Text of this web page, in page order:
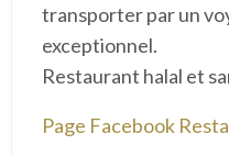
transporter par un
exceptionnel.
Restaurant halal et
Page Facebook